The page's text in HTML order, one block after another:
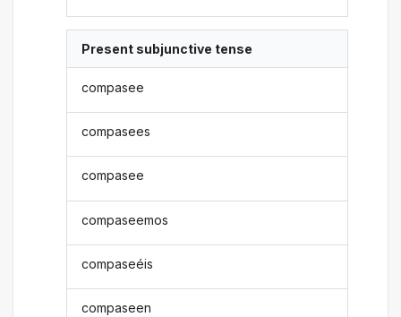
Present subjunctive tense
compasee
compasees
compasee
compaseemos
compaseéis
compaseen